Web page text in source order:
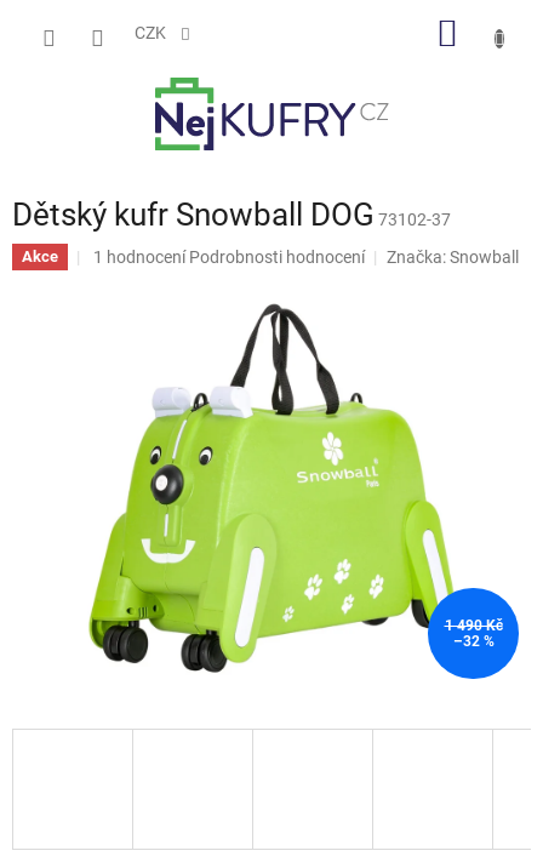
CZK
Dětský kufr Snowball DOG 73102-37
Akce
Průměrné
hvězdiček.
1 hodnocení Podrobnosti hodnocení Značka:Snowball
1 490 Kč
–32 %